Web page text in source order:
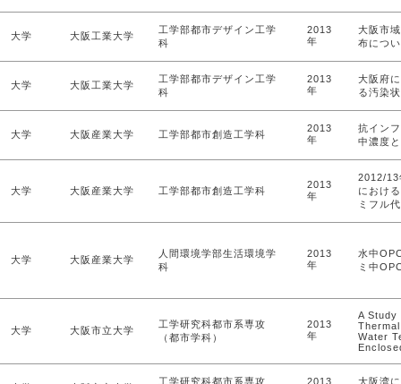
大学 大阪工業大学
工学部都市デザイン工学
科
2013
年
大阪市
布につ
大学 大阪工業大学
工学部都市デザイン工学
科
2013
年
大阪府
る汚染
大学 大阪産業大学 工学部都市創造工学科
2013
年
抗イン
中濃度
大学 大阪産業大学 工学部都市創造工学科
2013
年
2012/13
におけ
ミフル
大学 大阪産業大学
人間環境学部生活環境学
科
2013
年
水中
ミ中
大学 大阪市立大学
工学研究科都市系専攻
（都市学科）
2013
年
A
Water
工学研究科都市系専攻
2013
大阪湾